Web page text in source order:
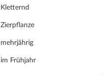
Kletternd
Zierpflanze
mehrjährig
im Frühjahr